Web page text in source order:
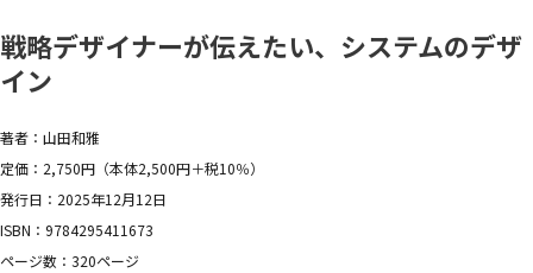
戦略デザイナーが伝えたい、システムのデザ
イン
著者：山田和雅
定価：2,750円（本体2,500円＋税10％）
発行日：2025年12月12日
ISBN：9784295411673
ページ数：320ページ